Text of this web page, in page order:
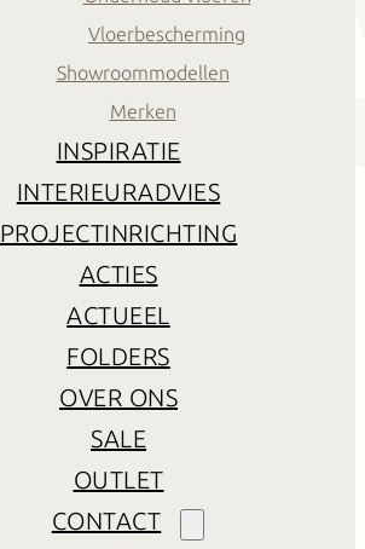
Vloerbescherming
Showroommodellen
Merken
INSPIRATIE
INTERIEURADVIES
PROJECTINRICHTING
ACTIES
ACTUEEL
FOLDERS
OVER ONS
SALE
OUTLET
CONTACT